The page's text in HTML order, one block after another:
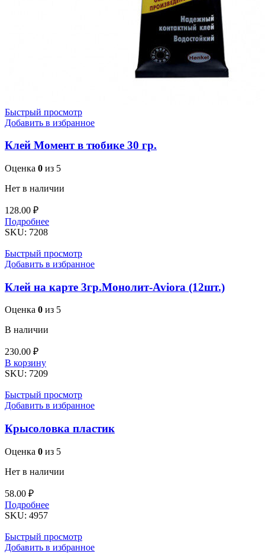
Быстрый просмотр
Добавить в избранное
Клей Момент в тюбике 30 гр.
Оценка 0 из 5
Нет в наличии
128.00 ₽
Подробнее
SKU: 7208
Быстрый просмотр
Добавить в избранное
Клей на карте 3гр.Монолит-Aviora (12шт.)
Оценка 0 из 5
В наличии
230.00 ₽
Количество
товара
на
карте
Aviora
(12шт.)
В корзину
SKU: 7209
Быстрый просмотр
Добавить в избранное
Крысоловка пластик
Оценка 0 из 5
Нет в наличии
58.00 ₽
Подробнее
SKU: 4957
Быстрый просмотр
Добавить в избранное